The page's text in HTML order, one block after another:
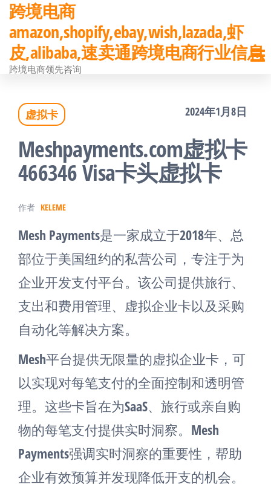
前
往
内
跨境电商
amazon,shopify,ebay,wish,lazada,虾
皮,alibaba,速卖通跨境电商行业信息
跨境电商领先咨询
虚拟卡 2024年1月8日
Meshpayments.com虚拟卡
466346 Visa卡头虚拟卡
作者 KELEME
Mesh Payments是一家成立于2018年、总
部位于美国纽约的私营公司，专注于为
企业开发支付平台。该公司提供旅行、
支出和费用管理、虚拟企业卡以及采购
自动化等解决方案​​。
Mesh平台提供无限量的虚拟企业卡，可
以实现对每笔支付的全面控制和透明管
理。这些卡旨在为SaaS、旅行或亲自购
物的每笔支付提供实时洞察。Mesh
Payments强调实时洞察的重要性，帮助
企业有效预算并发现降低开支的机会​​。